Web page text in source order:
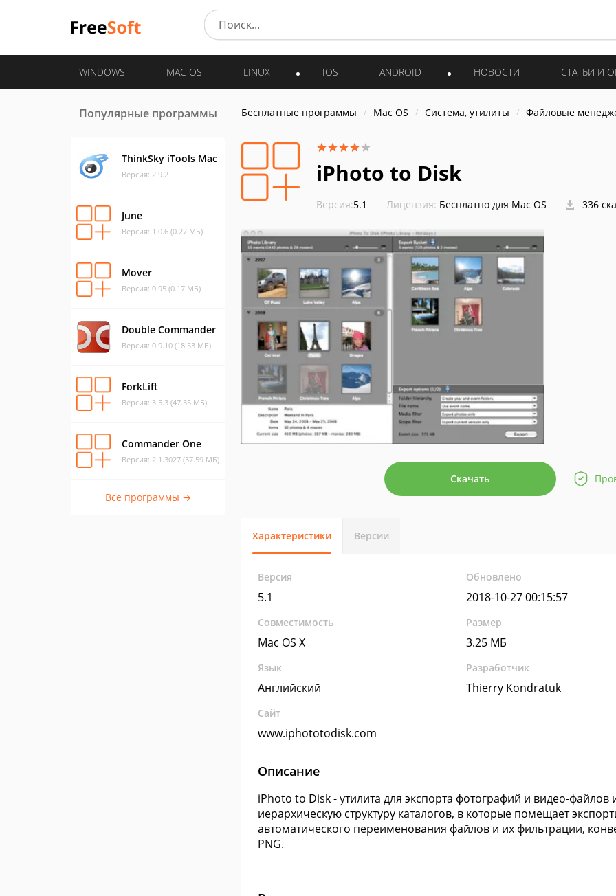
WINDOWS MAC OS LINUX IOS ANDROID НОВОСТИ СТАТЬИ И
Популярные программы
ThinkSky iTools Mac
Версия: 2.9.2
June
Версия: 1.0.6 (0.27 МБ)
Mover
Версия: 0.95 (0.17 МБ)
Double Commander
Версия: 0.9.10 (18.53 МБ)
ForkLift
Версия: 3.5.3 (47.35 МБ)
Commander One
Версия: 2.1.3027 (37.59 МБ)
Все программы →
Бесплатные программы Mac OS Система, утилиты Файловые
iPhoto to Disk
Версия:5.1 Лицензия: Бесплатно для Mac OS 336
Скачать
Характеристики Версии
Версия
5.1
Обновлено
2018-10-27 00:15:57
Совместимость
Mac OS X
Размер
3.25 МБ
Язык
Английский
Разработчик
Thierry Kondratuk
Сайт
www.iphototodisk.com
Описание
iPhoto to Disk - утилита для экспорта фотографий и видео-
иерархическую структуру каталогов, в которые помещает
автоматического переименования файлов и их фильтрации,
PNG.